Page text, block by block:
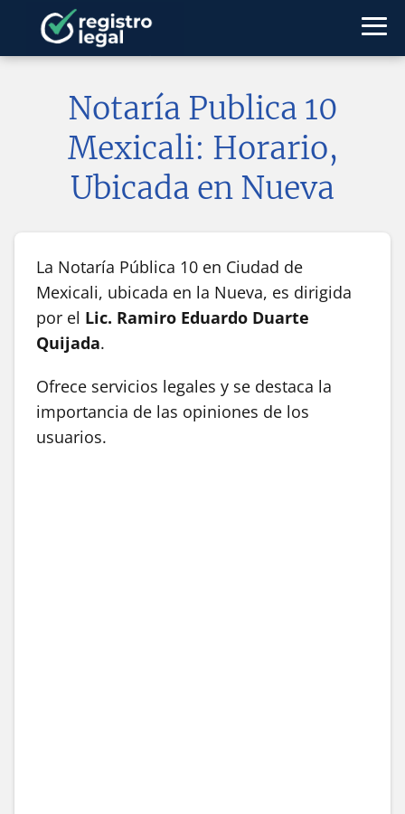
Notaría Publica 10
Mexicali: Horario,
Ubicada en Nueva
La Notaría Pública 10 en Ciudad de
Mexicali, ubicada en la Nueva, es dirigida
por el Lic. Ramiro Eduardo Duarte
Quijada.
Ofrece servicios legales y se destaca la
importancia de las opiniones de los
usuarios.